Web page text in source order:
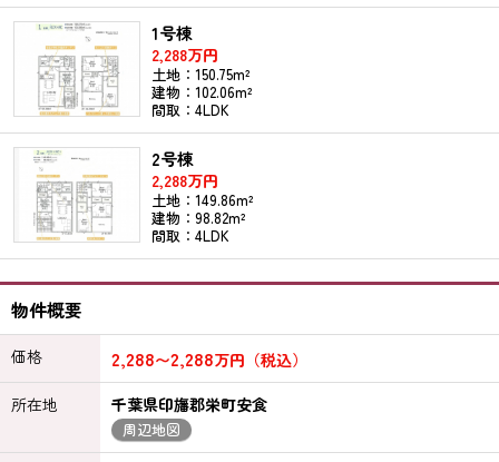
1号棟
2,288万円
土地：150.75m²
建物：102.06m²
間取：4LDK
2号棟
2,288万円
土地：149.86m²
建物：98.82m²
間取：4LDK
物件概要
価格 2,288〜2,288万円（税込）
所在地
千葉県印旛郡栄町安食
周辺地図